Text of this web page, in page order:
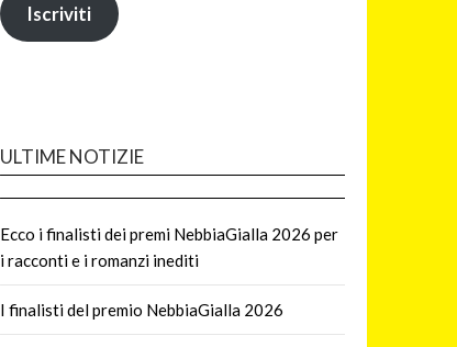
Iscriviti
ULTIME NOTIZIE
Ecco i finalisti dei premi NebbiaGialla 2026 per
i racconti e i romanzi inediti
I finalisti del premio NebbiaGialla 2026